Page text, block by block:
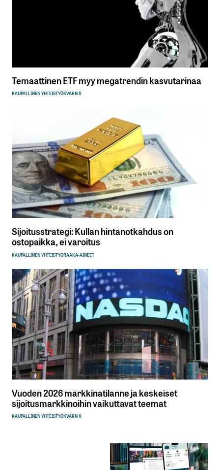
Temaattinen ETF myy megatrendin kasvutarinaa
KAUPALLINEN YHTEISTYÖKVARN X
Sijoitusstrategi: Kullan hintanotkahdus on
ostopaikka, ei varoitus
KAUPALLINEN YHTEISTYÖRAAKA-AINEET
Vuoden 2026 markkinatilanne ja keskeiset
sijoitusmarkkinoihin vaikuttavat teemat
KAUPALLINEN YHTEISTYÖKVARN X